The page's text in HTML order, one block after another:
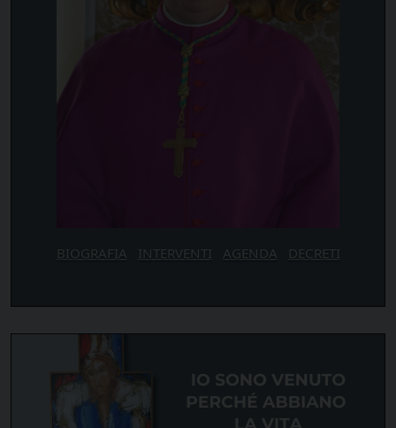
BIOGRAFIA INTERVENTI AGENDA DECRETI